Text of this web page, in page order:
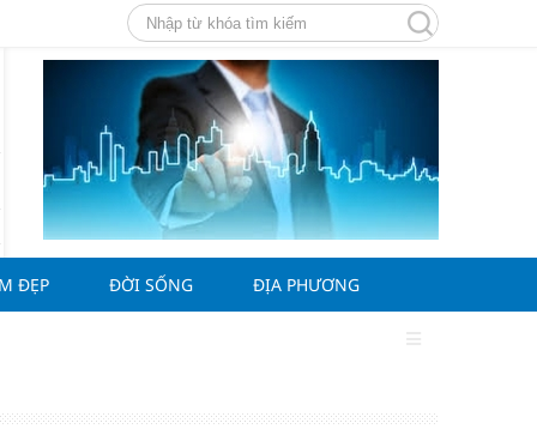
ĐẸP ĐỜI SỐNG ĐỊA PHƯƠNG